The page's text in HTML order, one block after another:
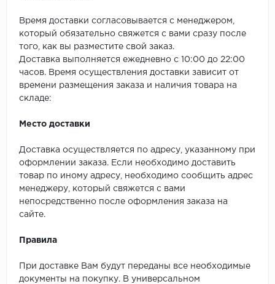
Время доставки согласовывается с менеджером,
который обязательно свяжется с вами сразу после
того, как вы разместите свой заказ.
Доставка выполняется ежедневно с 10:00 до 22:00
часов. Время осуществления доставки зависит от
времени размещения заказа и наличия товара на
складе:
Место доставки
Доставка осуществляется по адресу, указанному при
оформлении заказа. Если необходимо доставить
товар по иному адресу, необходимо сообщить адрес
менеджеру, который свяжется с вами
непосредственно после оформления заказа на
сайте.
Правила
При доставке Вам будут переданы все необходимые
документы на покупку. В универсальном